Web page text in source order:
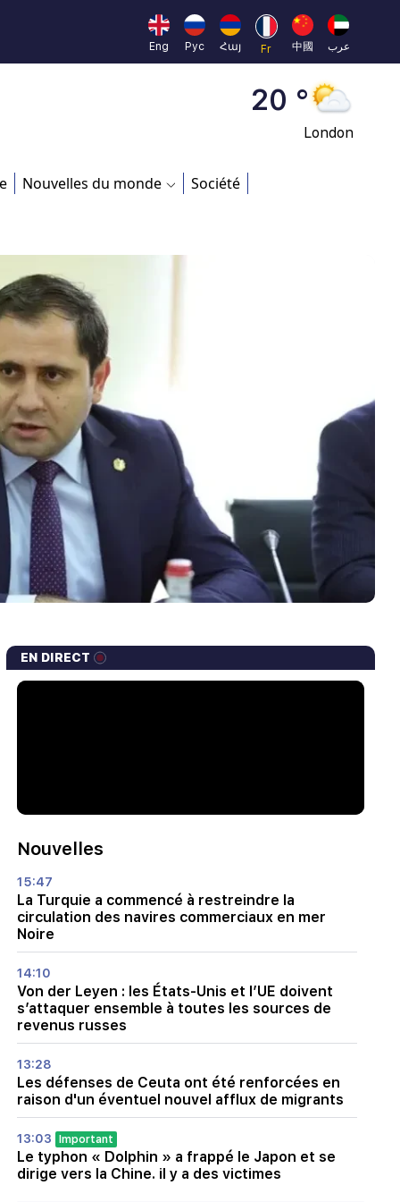
Eng
Рус Հայ Fr 中國 عرب 45 °
Dubai
20 °
London
Nouvelles du monde Société
EN DIRECT
Nouvelles
15:47
La Turquie a commencé à restreindre la
circulation des navires commerciaux en mer
Noire
14:10
Von der Leyen : les États-Unis et l’UE doivent
s’attaquer ensemble à toutes les sources de
revenus russes
13:28
Les défenses de Ceuta ont été renforcées en
raison d'un éventuel nouvel afflux de migrants
13:03 Important
Le typhon « Dolphin » a frappé le Japon et se
dirige vers la Chine. il y a des victimes